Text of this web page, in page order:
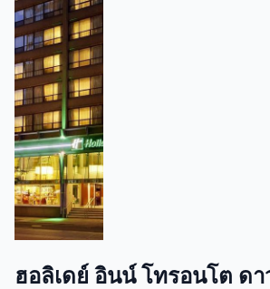
ฮอลิเดย์ อินน์ โทรอนโต ด